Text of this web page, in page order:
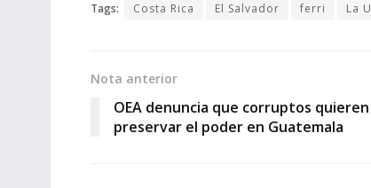
Tags: Costa Rica El Salvador ferri La
Nota anterior
OEA denuncia que corruptos quieren
preservar el poder en Guatemala